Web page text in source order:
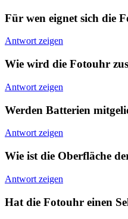
Für wen eignet sich die
Antwort zeigen
Wie wird die Fotouhr
Antwort zeigen
Werden Batterien
Antwort zeigen
Wie ist die Oberfläche
Antwort zeigen
Hat die Fotouhr einen